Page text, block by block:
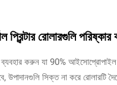
প্রিন্টার রোলারগুলি
ব্যবহার করুন যা 90%
উপাদানগুলি সিক্ত না করে রোলারটি